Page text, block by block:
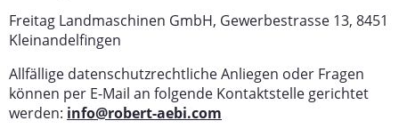
Freitag Landmaschinen GmbH, Gewerbestrasse 13, 8451
Kleinandelfingen
Allfällige datenschutzrechtliche Anliegen oder Fragen
können per E-Mail an folgende Kontaktstelle gerichtet
werden: info@robert-aebi.com